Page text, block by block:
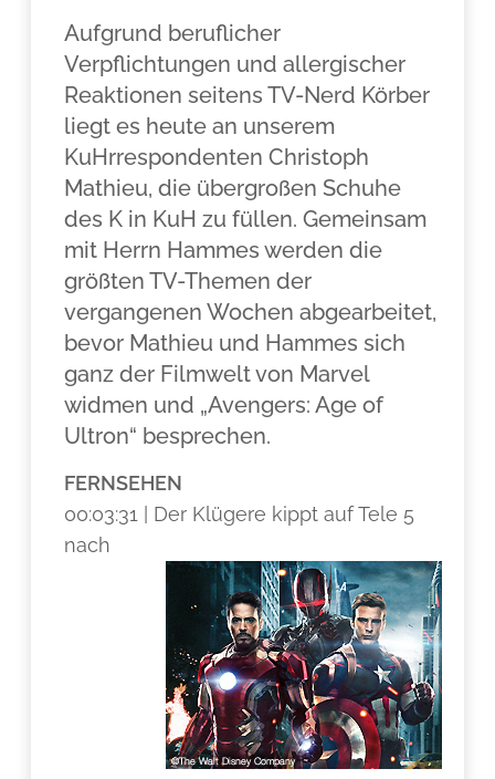
Aufgrund beruflicher
Verpflichtungen und allergischer
Reaktionen seitens TV-Nerd Körber
liegt es heute an unserem
KuHrrespondenten Christoph
Mathieu, die übergroßen Schuhe
des K in KuH zu füllen. Gemeinsam
mit Herrn Hammes werden die
größten TV-Themen der
vergangenen Wochen abgearbeitet,
bevor Mathieu und Hammes sich
ganz der Filmwelt von Marvel
widmen und „Avengers: Age of
Ultron“ besprechen.
FERNSEHEN
00:03:31 | Der Klügere kippt auf Tele 5
nach